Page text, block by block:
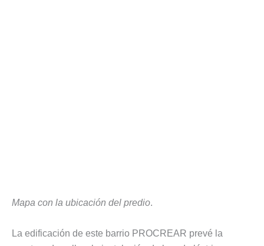
Mapa con la ubicación del predio.
La edificación de este barrio PROCREAR prevé la